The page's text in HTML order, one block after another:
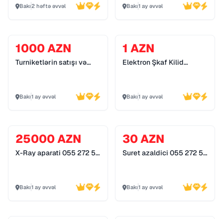
Bakı2 həftə əvvəl Bakı1 ay əvvəl
1000 AZN
Turniketlərin satışı və
Bakı1 ay əvvəl
1 AZN
Elektron Şkaf Kilid
Bakı1 ay əvvəl
25000 AZN
X-Ray aparati 055 272 55
Bakı1 ay əvvəl
30 AZN
Suret azaldici 055 272 55
Bakı1 ay əvvəl